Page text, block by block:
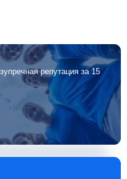
репутация за 15